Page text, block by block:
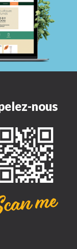
nous